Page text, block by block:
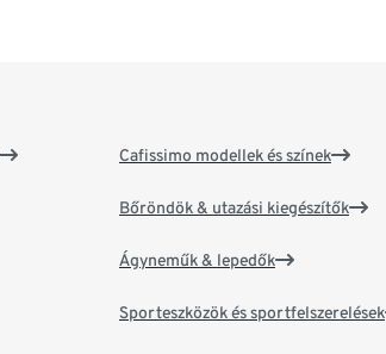
Cafissimo modellek és színek
Bőröndök & utazási kiegészítők
Ágyneműk & lepedők
Sporteszközök és sportfelszerelések